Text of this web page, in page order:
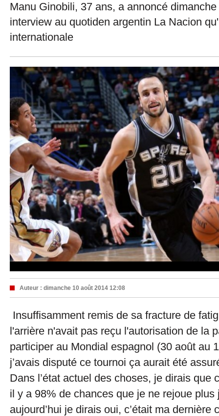
Manu Ginobili, 37 ans, a annoncé
interview au quotiden argentin La Nacion
internationale
Auteur : dimanche 10 août 2014 12:08
Insuffisamment remis de sa fracture de
l'arrière n'avait pas reçu l'autorisation de la
participer au Mondial espagnol (30 août au
j’avais disputé ce tournoi ça aurait été
Dans l’état actuel des choses, je dirais que
il y a 98% de chances que je ne rejoue plus
aujourd’hui je dirais oui, c’était ma dernière